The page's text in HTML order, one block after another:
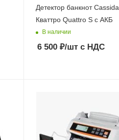
Детектор банкнот Cassida
Кваттро Quattro S с АКБ
В наличии
6 500 ₽/шт с НДС